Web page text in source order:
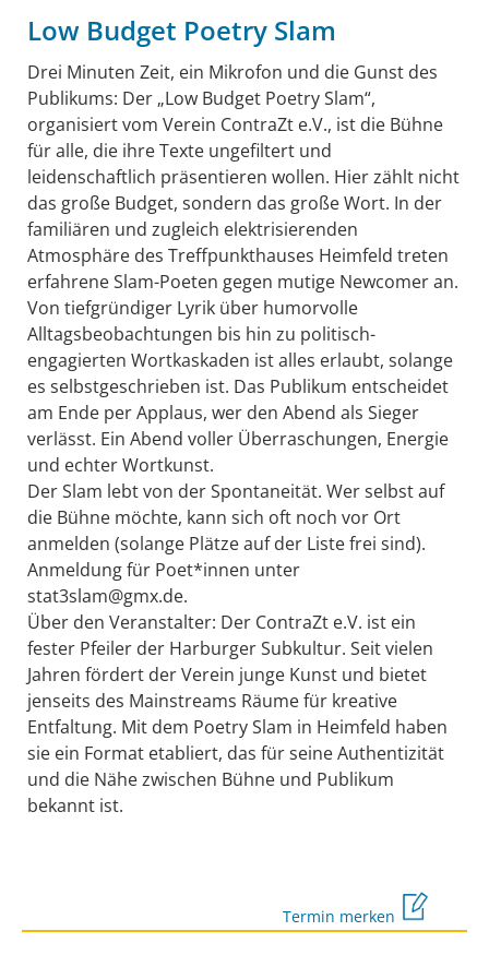
Low Budget Poetry Slam
Drei Minuten Zeit, ein Mikrofon und die Gunst des
Publikums: Der „Low Budget Poetry Slam“,
organisiert vom Verein ContraZt e.V., ist die Bühne
für alle, die ihre Texte ungefiltert und
leidenschaftlich präsentieren wollen. Hier zählt nicht
das große Budget, sondern das große Wort. In der
familiären und zugleich elektrisierenden
Atmosphäre des Treffpunkthauses Heimfeld treten
erfahrene Slam-Poeten gegen mutige Newcomer an.
Von tiefgründiger Lyrik über humorvolle
Alltagsbeobachtungen bis hin zu politisch-
engagierten Wortkaskaden ist alles erlaubt, solange
es selbstgeschrieben ist. Das Publikum entscheidet
am Ende per Applaus, wer den Abend als Sieger
verlässt. Ein Abend voller Überraschungen, Energie
und echter Wortkunst.
Der Slam lebt von der Spontaneität. Wer selbst auf
die Bühne möchte, kann sich oft noch vor Ort
anmelden (solange Plätze auf der Liste frei sind).
Anmeldung für Poet*innen unter
stat3slam@gmx.de.
Über den Veranstalter: Der ContraZt e.V. ist ein
fester Pfeiler der Harburger Subkultur. Seit vielen
Jahren fördert der Verein junge Kunst und bietet
jenseits des Mainstreams Räume für kreative
Entfaltung. Mit dem Poetry Slam in Heimfeld haben
sie ein Format etabliert, das für seine Authentizität
und die Nähe zwischen Bühne und Publikum
bekannt ist.
Termin merken